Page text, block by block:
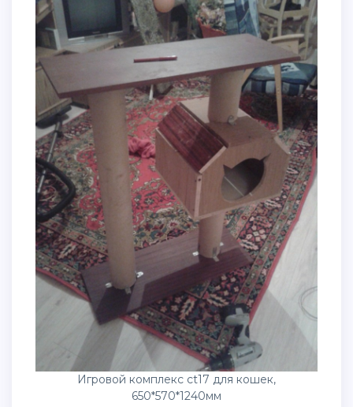
Игровой комплекс ct17 для кошек,
650*570*1240мм